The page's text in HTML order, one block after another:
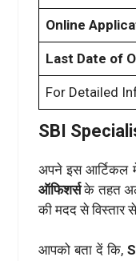
Online
Last Date of
For Detailed
SBI
अपने इस आर्टिकल
ऑफिशर्सके तहत
की मदद से विस्तार
आपको बता दें कि,